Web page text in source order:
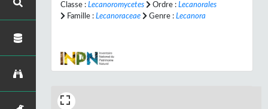
Classe : Lecanoromycetes Ordre : Lecanorales
Famille : Lecanoraceae Genre : Lecanora